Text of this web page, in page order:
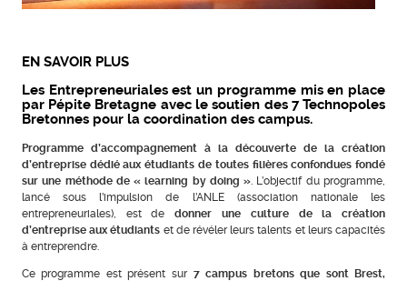
EN SAVOIR PLUS
Les Entrepreneuriales est un programme mis en place
par Pépite Bretagne avec le soutien des 7 Technopoles
Bretonnes pour la coordination des campus.
Programme d’accompagnement à la découverte de la création
d’entreprise dédié aux étudiants de toutes filières confondues fondé
sur une méthode de « learning by doing » . L’objectif du programme,
lancé sous l’impulsion de l’ANLE (association nationale les
entrepreneuriales), est dedonner une culture de la création
d’entreprise aux étudiants et de révéler leurs talents et leurs capacités
à entreprendre.
Ce programme est présent sur 7 campus bretons que sont Brest,